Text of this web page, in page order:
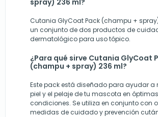
spray) 236 ml?
Cutania GlyCoat Pack (champu +
un conjunto de dos productos de
dermatológico para uso tópico.
¿Para qué sirve Cutania GlyCoat
(champu + spray) 236 ml?
Este pack está diseñado para ayudar a
piel y el pelaje de tu mascota en óptimas
condiciones. Se utiliza en conjunto con
medidas de cuidado y prevención